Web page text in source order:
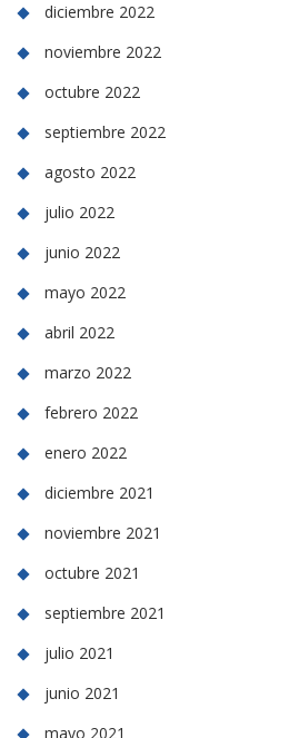
diciembre 2022
noviembre 2022
octubre 2022
septiembre 2022
agosto 2022
julio 2022
junio 2022
mayo 2022
abril 2022
marzo 2022
febrero 2022
enero 2022
diciembre 2021
noviembre 2021
octubre 2021
septiembre 2021
julio 2021
junio 2021
mayo 2021